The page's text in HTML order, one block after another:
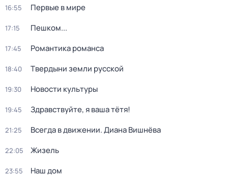
16:55 Первые в мире
17:15 Пешком...
17:45 Романтика романса
18:40 Твердыни земли русской
19:30 Новости культуры
19:45 Здравствуйте, я ваша тётя!
21:25 Всегда в движении. Диана Вишнёва
22:05 Жизель
23:55 Наш дом